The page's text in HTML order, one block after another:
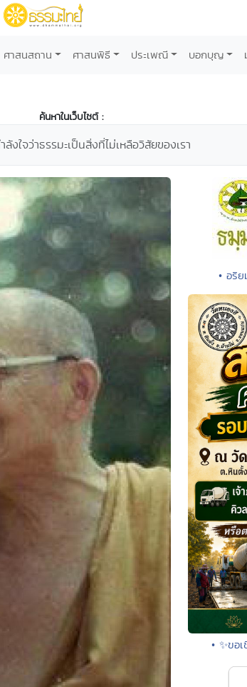
ศาสนสถาน ศาสนพิธี ประเพณี บอกบุญ
ค้นหาในเว็บไซต์ :
ใจว่าธรรมะเป็นสิ่งที่ไม่เหลือวิสัยของเรา
• อริ
• ✨ขอ